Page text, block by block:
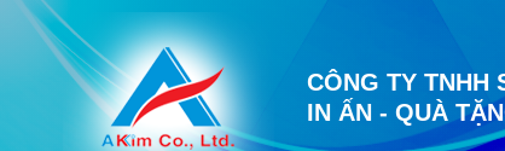
CÔNG TY TNHH
IN ẤN - QUÀ